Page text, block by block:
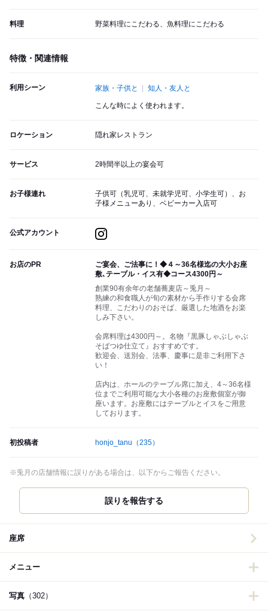
料理 野菜料理にこだわる、魚料理にこだわる
特徴・関連情報
利用シーン 家族・子供と 知人・友人と
こんな時によく使われます。
ロケーション 隠れ家レストラン
サービス 2時間半以上の宴会可
お子様連れ
子供可（乳児可、未就学児可、小学生可）、お
子様メニューあり、ベビーカー入店可
公式アカウント
お店のPR
ご宴会、ご法事に！◆４～36名様迄の大小お座
敷､テーブル・イス有◆コース4300円～
創業90有余年の老舗蕎麦店～兎月～
熟練の和食職人が旬の素材から手作りする会席
料理、こだわりのおそば、厳選した地酒をお楽
しみ下さい。
会席料理は4300円～。名物『黒豚しゃぶしゃぶ
そばつゆ仕立て』おすすめです。
歓迎会、送別会、法事、慶事に是非ご利用下さ
い！
店内は、ホールのテーブル席に加え、4～36名様
位までご利用可能な大小各種のお座敷個室が御
座います。お座敷にはテーブルとイスをご用意
しております。
初投稿者 honjo_tanu （235）
※兎月の店舗情報に誤りがある場合は、以下からご報告ください。
誤りを報告する
座席
メニュー
写真 （302）